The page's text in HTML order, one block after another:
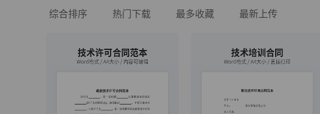
综合排序 热门下载 最多收藏 最新上传